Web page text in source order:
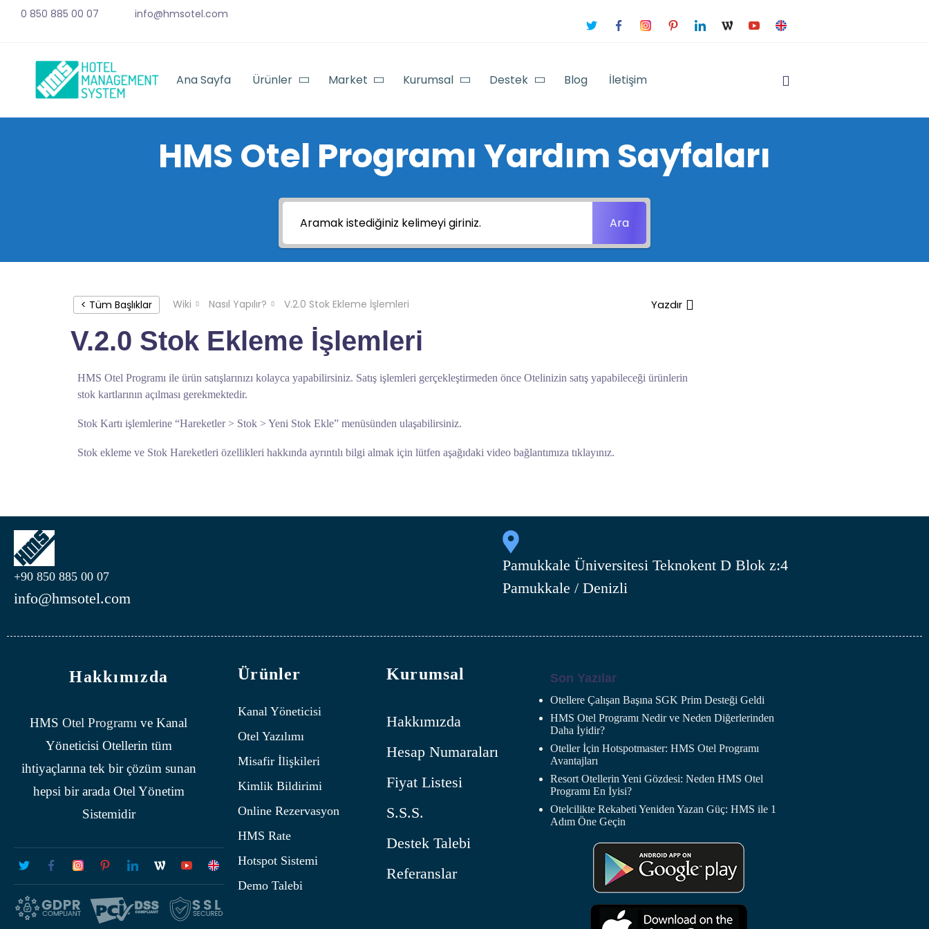
0 850 885 00 07 info@hmsotel.com
Ana Sayfa Ürünler Market Kurumsal Destek Blog İletişim
HMS Otel Programı Yardım Sayfaları
Ara
< Tüm Başlıklar Wiki Nasıl Yapılır? V.2.0 Stok Ekleme İşlemleri Yazdır
V.2.0 Stok Ekleme İşlemleri
HMS Otel Programı ile ürün satışlarınızı kolayca yapabilirsiniz. Satış işlemleri gerçekleştirmeden önce Otelinizin satış yapabileceği ürünlerin
stok kartlarının açılması gerekmektedir.
Stok Kartı işlemlerine “Hareketler > Stok > Yeni Stok Ekle” menüsünden ulaşabilirsiniz.
Stok ekleme ve Stok Hareketleri özellikleri hakkında ayrıntılı bilgi almak için lütfen aşağıdaki video bağlantımıza tıklayınız.
+90 850 885 00 07
info@hmsotel.com
Pamukkale Üniversitesi Teknokent D Blok z:4
Pamukkale / Denizli
Hakkımızda
HMSOtel Programı ve Kanal
Yöneticisi Otellerin tüm
ihtiyaçlarına tek bir çözüm sunan
hepsi bir arada Otel Yönetim
Sistemidir
Ürünler
Kanal Yöneticisi
Otel Yazılımı
Misafir İlişkileri
Kimlik Bildirimi
Online Rezervasyon
HMS Rate
Hotspot Sistemi
Demo Talebi
Kurumsal
Hakkımızda
Hesap Numaraları
Fiyat Listesi
S.S.S.
Destek Talebi
Referanslar
Son Yazılar
Otellere Çalışan Başına SGK Prim Desteği Geldi
HMS Otel Programı Nedir ve Neden Diğerlerinden
Daha İyidir?
Oteller İçin Hotspotmaster: HMS Otel Programı
Avantajları
Resort Otellerin Yeni Gözdesi: Neden HMS Otel
Programı En İyisi?
Otelcilikte Rekabeti Yeniden Yazan Güç: HMS ile 1
Adım Öne Geçin